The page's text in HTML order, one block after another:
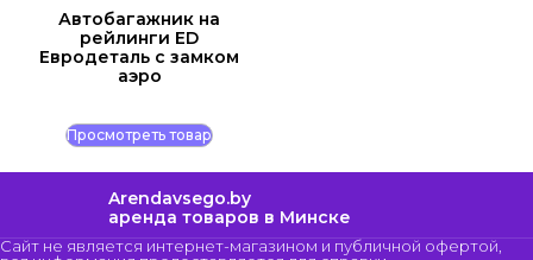
Автобагажник на
рейлинги ED
Евродеталь с замком
аэро
Просмотреть товар
Arendavsego.by
аренда товаров в Минске
Сайт не является интернет-магазином и публичной офертой,